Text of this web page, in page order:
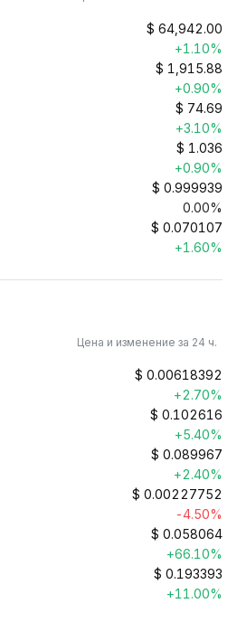
$ 64,942.00
+1.10%
$ 1,915.88
+0.90%
$ 74.69
+3.10%
$ 1.036
+0.90%
$ 0.999939
0.00%
$ 0.070107
+1.60%
Цена и изменение за 24 ч.
$ 0.00618392
+2.70%
$ 0.102616
+5.40%
$ 0.089967
+2.40%
$ 0.00227752
-4.50%
$ 0.058064
+66.10%
$ 0.193393
+11.00%